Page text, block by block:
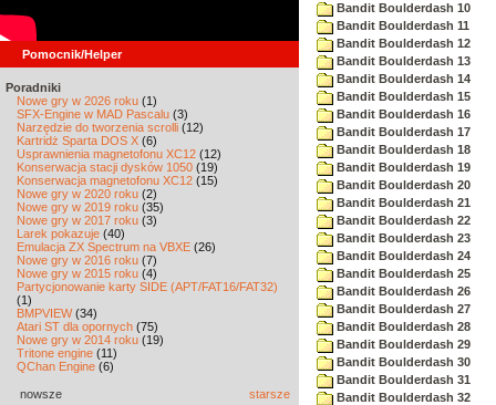
Pomocnik/Helper
Poradniki
Nowe gry w 2026 roku (1)
SFX-Engine w MAD Pascalu (3)
Narzędzie do tworzenia scrolli (12)
Kartridż Sparta DOS X (6)
Usprawnienia magnetofonu XC12 (12)
Konserwacja stacji dysków 1050 (19)
Konserwacja magnetofonu XC12 (15)
Nowe gry w 2020 roku (2)
Nowe gry w 2019 roku (35)
Nowe gry w 2017 roku (3)
Larek pokazuje (40)
Emulacja ZX Spectrum na VBXE (26)
Nowe gry w 2016 roku (7)
Nowe gry w 2015 roku (4)
Partycjonowanie karty SIDE (APT/FAT16/FAT32)
(1)
BMPVIEW(34)
Atari ST dla opornych (75)
Nowe gry w 2014 roku (19)
Tritone engine (11)
QChan Engine (6)
nowsze starsze
Bandit Boulderdash 10
Bandit Boulderdash 11
Bandit Boulderdash 12
Bandit Boulderdash 13
Bandit Boulderdash 14
Bandit Boulderdash 15
Bandit Boulderdash 16
Bandit Boulderdash 17
Bandit Boulderdash 18
Bandit Boulderdash 19
Bandit Boulderdash 20
Bandit Boulderdash 21
Bandit Boulderdash 22
Bandit Boulderdash 23
Bandit Boulderdash 24
Bandit Boulderdash 25
Bandit Boulderdash 26
Bandit Boulderdash 27
Bandit Boulderdash 28
Bandit Boulderdash 29
Bandit Boulderdash 30
Bandit Boulderdash 31
Bandit Boulderdash 32